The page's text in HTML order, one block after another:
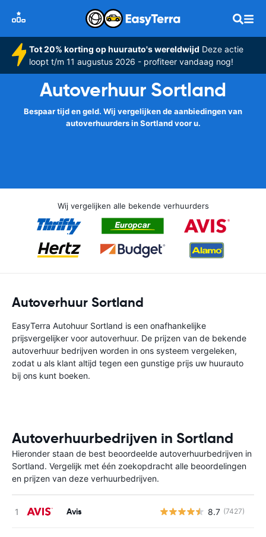
Tot 20% korting op huurauto's wereldwijd Deze actie
loopt t/m 11 augustus 2026 - profiteer vandaag nog!
Autoverhuur Sortland
Bespaar tijd en geld. Wij vergelijken de aanbiedingen van
autoverhuurders in Sortland voor u.
Wij vergelijken alle bekende verhuurders
Autoverhuur Sortland
EasyTerra Autohuur Sortland is een onafhankelijke
prijsvergelijker voor autoverhuur. De prijzen van de bekende
autoverhuur bedrijven worden in ons systeem vergeleken,
zodat u als klant altijd tegen een gunstige prijs uw huurauto
bij ons kunt boeken.
Autoverhuurbedrijven in Sortland
Hieronder staan de best beoordeelde autoverhuurbedrijven in
Sortland. Vergelijk met één zoekopdracht alle beoordelingen
en prijzen van deze verhuurbedrijven.
Avis 8.7 (7427)